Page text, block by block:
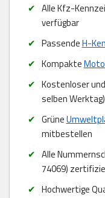
Alle Kfz-
verfügbar
PassendeH-
Kompakte
Kostenloser
selben Werktag)
Grüne
mitbestellen
Alle
74069)
Hochwertige